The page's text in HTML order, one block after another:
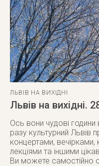
ЛЬВІВ НА ВИХІДНІ
Львів на вихідні.
Ось вони чудові
разу культурний Львів
концертами, вечірками,
лекціями та іншими
Ви можете самостійно